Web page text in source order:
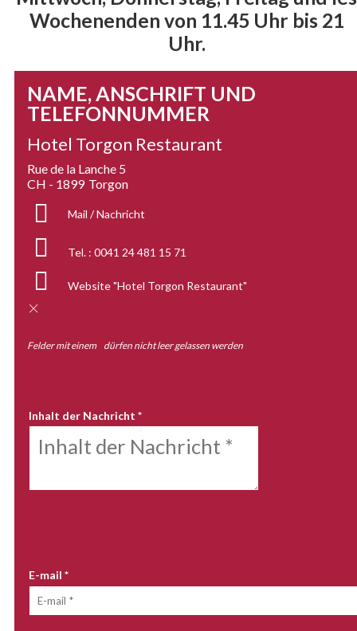
Wochenenden von 11.45 Uhr bis 21
Uhr.
NAME, ANSCHRIFT UND
TELEFONNUMMER
Hotel Torgon Restaurant
Rue de la Lanche 5
CH - 1899 Torgon
Mail / Nachricht
Tel. : 0041 24 481 15 71
Website"Hotel Torgon Restaurant"
Felder mit einem *dürfen nicht leer gelassen werden
Inhalt der Nachricht *
E-mail *